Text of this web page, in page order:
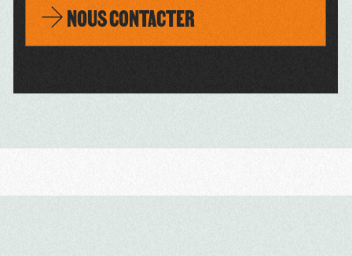
NOUS CONTACTER